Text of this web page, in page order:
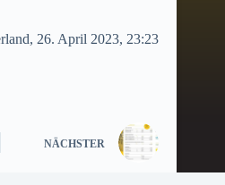
26. April 2023, 23:23
NÄCHSTER